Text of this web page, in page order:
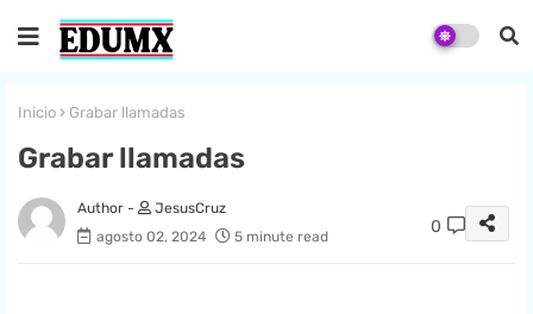
Inicio Grabar llamadas
Grabar llamadas
JesusCruz
agosto 02, 2024
5 minute read
0